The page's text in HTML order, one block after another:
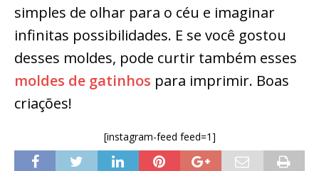
simples de olhar para o céu e imaginar
infinitas possibilidades. E se você gostou
desses moldes, pode curtir também esses
moldes de gatinhos para imprimir. Boas
criações!
[instagram-feed feed=1]